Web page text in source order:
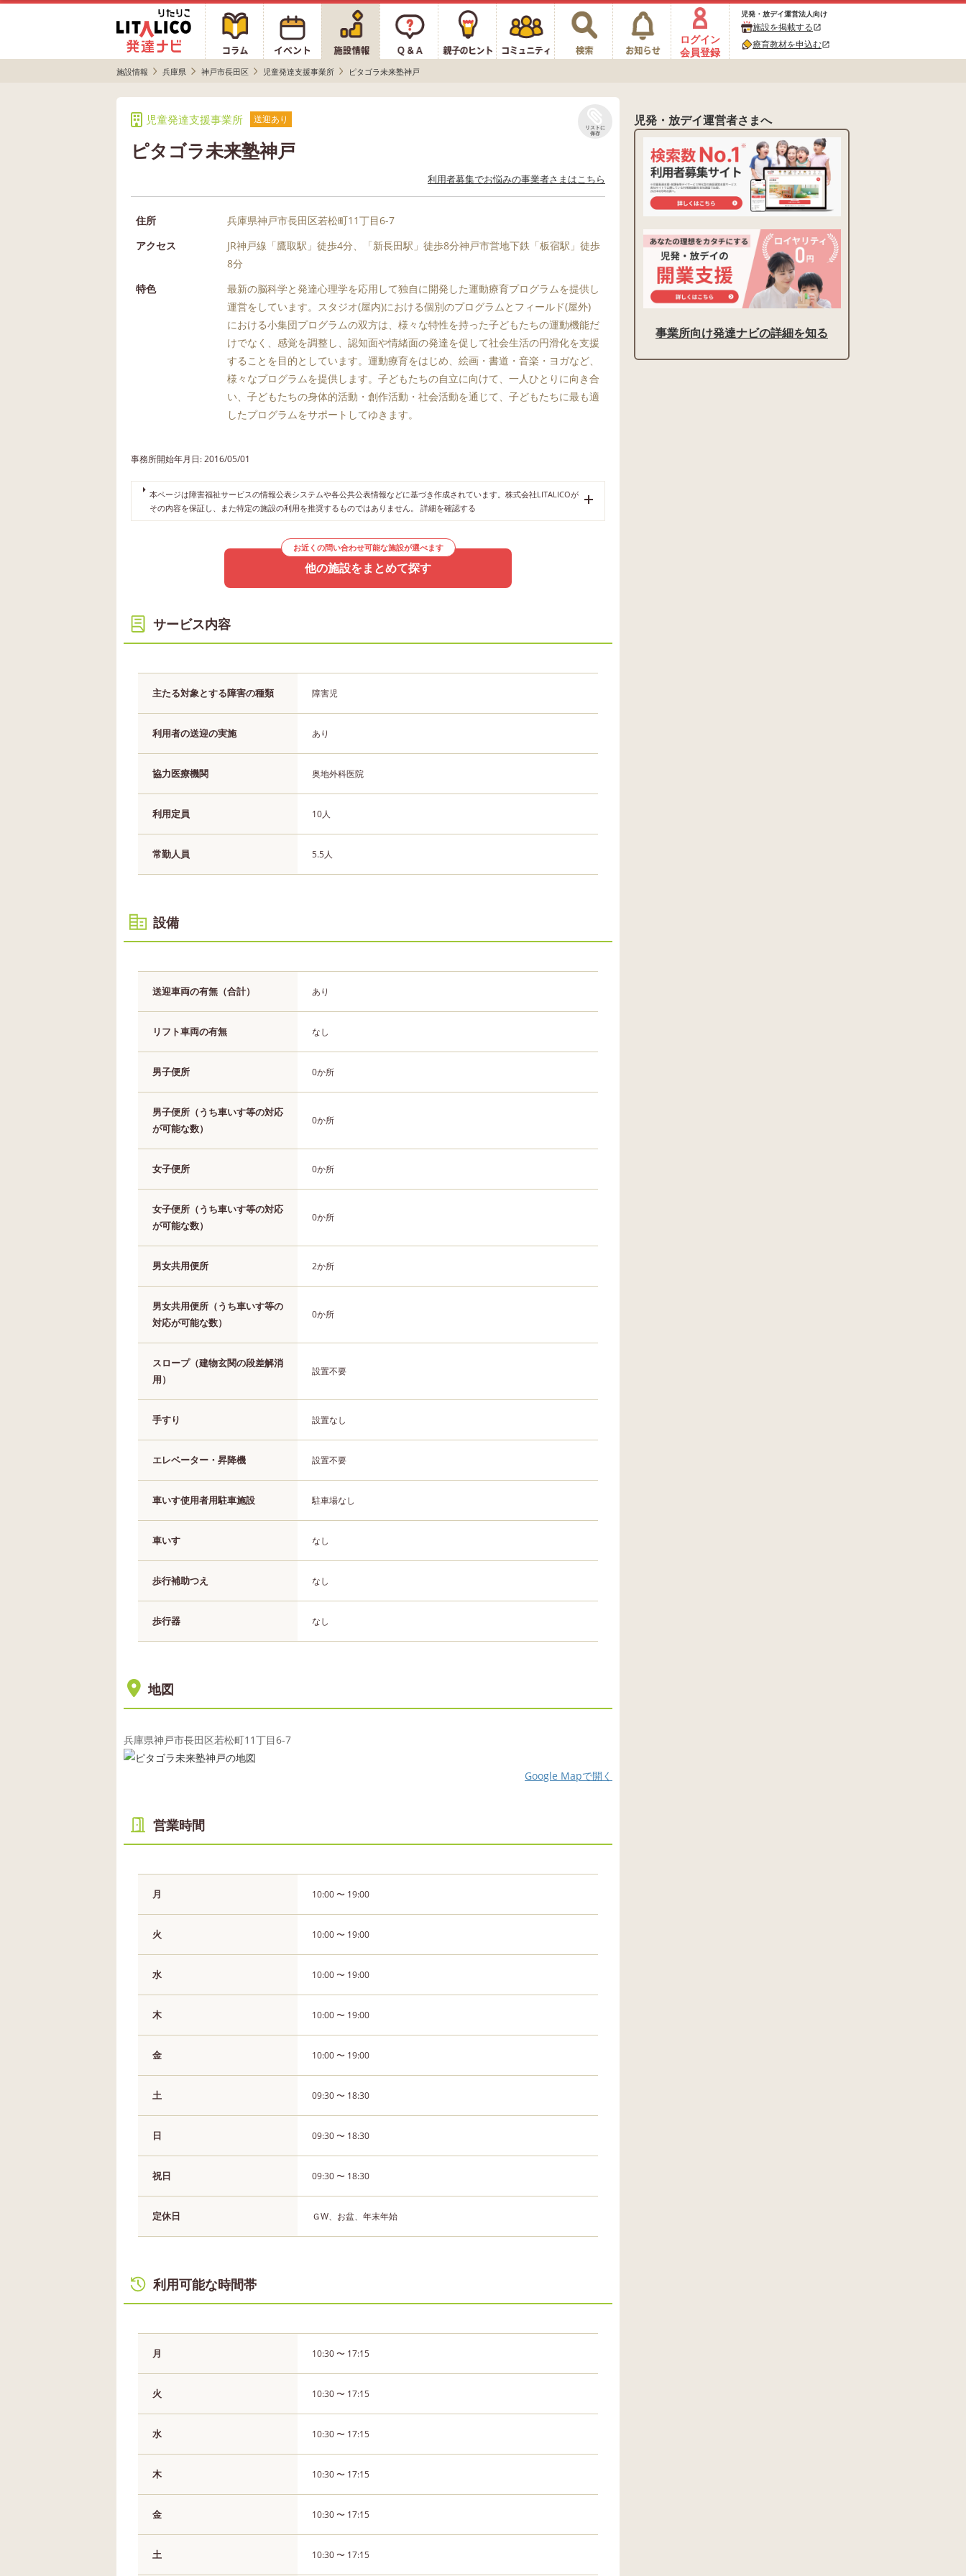
ログイン
会員登録
児発・放デイ運営法人向け
施設を掲載するopen_in_new
療育教材を申込むopen_in_new
施設情報 兵庫県 神戸市長田区 児童発達支援事業所 ピタゴラ未来塾神戸
児童発達支援事業所 送迎あり
ピタゴラ未来塾神戸
リストに
保存
利用者募集でお悩みの事業者さまはこちら
住所
兵庫県神戸市長田区若松町11丁目6-7
アクセス
JR神戸線「鷹取駅」徒歩4分、「新長田駅」徒歩8分神戸市営地下鉄「板宿駅」徒歩
8分
特色
最新の脳科学と発達心理学を応用して独自に開発した運動療育プログラムを提供し
運営をしています。スタジオ(屋内)における個別のプログラムとフィールド(屋外)
における小集団プログラムの双方は、様々な特性を持った子どもたちの運動機能だ
けでなく、感覚を調整し、認知面や情緒面の発達を促して社会生活の円滑化を支援
することを目的としています。運動療育をはじめ、絵画・書道・音楽・ヨガなど、
様々なプログラムを提供します。子どもたちの自立に向けて、一人ひとりに向き合
い、子どもたちの身体的活動・創作活動・社会活動を通じて、子どもたちに最も適
したプログラムをサポートしてゆきます。
事務所開始年月日: 2016/05/01
本ページは障害福祉サービスの情報公表システムや各公共公表情報などに基づき作成されています。株式会社LITALICOが
その内容を保証し、また特定の施設の利用を推奨するものではありません。 詳細を確認する
お近くの問い合わせ可能な施設が選べます
他の施設をまとめて探す
サービス内容
主たる対象とする障害の種類 障害児
利用者の送迎の実施 あり
協力医療機関 奥地外科医院
利用定員 10人
常勤人員 5.5人
設備
送迎車両の有無（合計） あり
リフト車両の有無 なし
男子便所 0か所
男子便所（うち車いす等の対応
が可能な数）
0か所
女子便所 0か所
女子便所（うち車いす等の対応
が可能な数）
0か所
男女共用便所 2か所
男女共用便所（うち車いす等の
対応が可能な数）
0か所
スロープ（建物玄関の段差解消
用）
設置不要
手すり 設置なし
エレベーター・昇降機 設置不要
車いす使用者用駐車施設 駐車場なし
車いす なし
歩行補助つえ なし
歩行器 なし
地図
兵庫県神戸市長田区若松町11丁目6-7
Google Mapで開く
営業時間
月 10:00 〜 19:00
火 10:00 〜 19:00
水 10:00 〜 19:00
木 10:00 〜 19:00
金 10:00 〜 19:00
土 09:30 〜 18:30
日 09:30 〜 18:30
祝日 09:30 〜 18:30
定休日 ＧW、お盆、年末年始
利用可能な時間帯
月 10:30 〜 17:15
火 10:30 〜 17:15
水 10:30 〜 17:15
木 10:30 〜 17:15
金 10:30 〜 17:15
土 10:30 〜 17:15
児発・放デイ運営者さまへ
事業所向け発達ナビの詳細を知る